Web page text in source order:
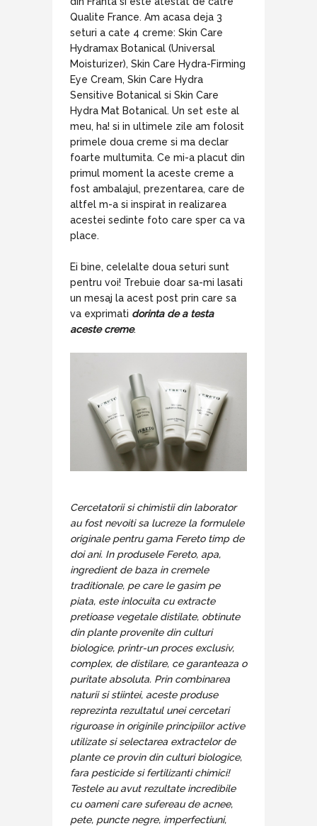
Qualite France. Am acasa deja 3
seturi a cate 4 creme: Skin Care
Hydramax Botanical (Universal
Moisturizer), Skin Care Hydra-Firming
Eye Cream, Skin Care Hydra
Sensitive Botanical si Skin Care
Hydra Mat Botanical. Un set este al
meu, ha! si in ultimele zile am folosit
primele doua creme si ma declar
foarte multumita. Ce mi-a placut din
primul moment la aceste creme a
fost ambalajul, prezentarea, care de
altfel m-a si inspirat in realizarea
acestei sedinte foto care sper ca va
place.
Ei bine, celelalte doua seturi sunt
pentru voi! Trebuie doar sa-mi lasati
un mesaj la acest post prin care sa
va exprimati dorinta de a testa
aceste creme.
Cercetatorii si chimistii din laborator
au fost nevoiti sa lucreze la formulele
originale pentru gama Fereto timp de
doi ani. In produsele Fereto, apa,
ingredient de baza in cremele
traditionale, pe care le gasim pe
piata, este inlocuita cu extracte
pretioase vegetale distilate, obtinute
din plante provenite din culturi
biologice, printr-un proces exclusiv,
complex, de distilare, ce garanteaza o
puritate absoluta. Prin combinarea
naturii si stiintei, aceste produse
reprezinta rezultatul unei cercetari
riguroase in originile principiilor active
utilizate si selectarea extractelor de
plante ce provin din culturi biologice,
fara pesticide si fertilizanti chimici!
Testele au avut rezultate incredibile
cu oameni care sufereau de acnee,
pete, puncte negre, imperfectiuni,